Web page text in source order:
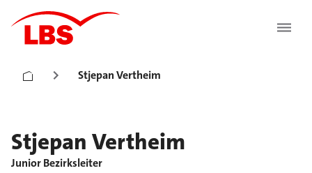
Stjepan Vertheim
Stjepan Vertheim
Junior Bezirksleiter